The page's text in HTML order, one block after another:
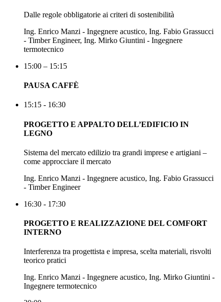
Dalle regole obbligatorie ai criteri di sostenibilità
Ing. Enrico Manzi - Ingegnere acustico, Ing. Fabio Grassucci
- Timber Engineer, Ing. Mirko Giuntini - Ingegnere
termotecnico
15:00 – 15:15
PAUSA CAFFÈ
15:15 - 16:30
PROGETTO E APPALTO DELL’EDIFICIO IN
LEGNO
Sistema del mercato edilizio tra grandi imprese e artigiani –
come approcciare il mercato
Ing. Enrico Manzi - Ingegnere acustico, Ing. Fabio Grassucci
- Timber Engineer
16:30 - 17:30
PROGETTO E REALIZZAZIONE DEL COMFORT
INTERNO
Interferenza tra progettista e impresa, scelta materiali, risvolti
teorico pratici
Ing. Enrico Manzi - Ingegnere acustico, Ing. Mirko Giuntini -
Ingegnere termotecnico